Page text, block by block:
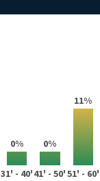
0% 0%
11%
31' - 40'41' - 50'51' - 60'